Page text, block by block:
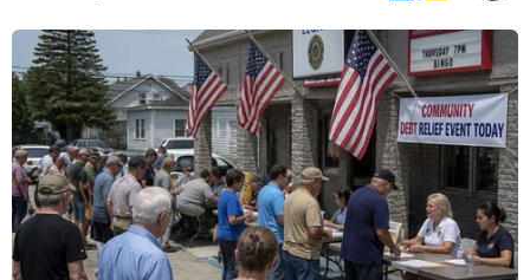
Châu Mỹ
Kinh tế
Kinh doanh
Tài chính
Tín dụng nông thôn
Chứng khoán
Bất động sản
Doanh nghiệp
Thông tin doanh nghiệp
Thông cáo báo chí
Xã hội